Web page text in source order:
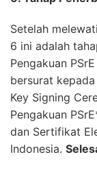
Setelah
6 ini adalah
Pengakuan
bersurat
Key Signing
Pengakuan
dan Sertifikat
Indonesia.